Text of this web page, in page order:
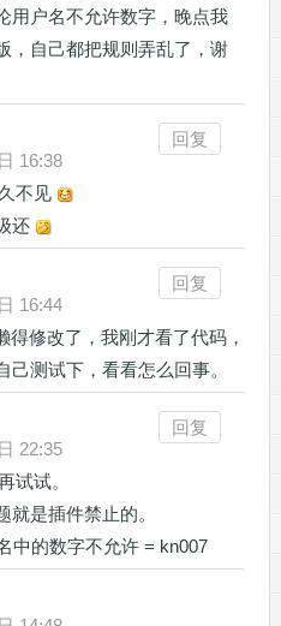
用户名不允许数字，晚点我
，自己都把规则弄乱了，谢
回复
16:38
不见
还
回复
16:44
修改了，我刚才看了代码，
测试下，看看怎么回事。
回复
22:35
试试。
是插件禁止的。
中的数字不允许 = kn007